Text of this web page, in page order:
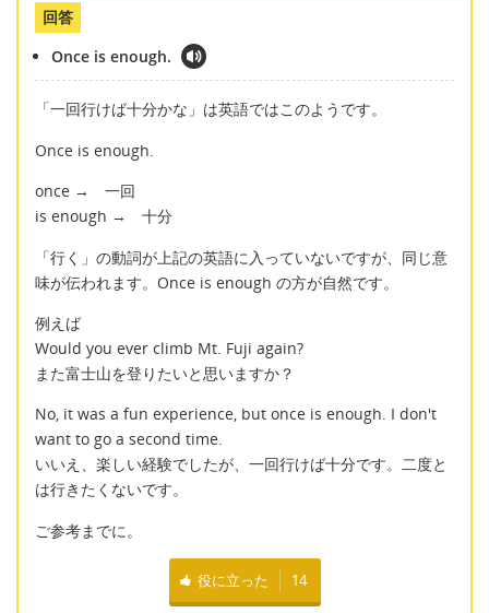
回答
Once is enough.
「一回行けば十分かな」は英語ではこのようです。
Once is enough.
once → 一回
is enough → 十分
「行く」の動詞が上記の英語に入っていないですが、同じ意
味が伝われます。Once is enough の方が自然です。
例えば
Would you ever climb Mt. Fuji again?
また富士山を登りたいと思いますか？
No, it was a fun experience, but once is enough. I don't
want to go a second time.
いいえ、楽しい経験でしたが、一回行けば十分です。二度と
は行きたくないです。
ご参考までに。
役に立った 14